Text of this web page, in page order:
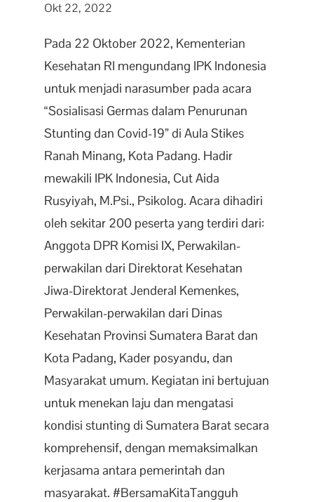
Okt 22, 2022
Pada 22 Oktober 2022, Kementerian
Kesehatan RI mengundang IPK Indonesia
untuk menjadi narasumber pada acara
“Sosialisasi Germas dalam Penurunan
Stunting dan Covid-19” di Aula Stikes
Ranah Minang, Kota Padang. Hadir
mewakili IPK Indonesia, Cut Aida
Rusyiyah, M.Psi., Psikolog. Acara dihadiri
oleh sekitar 200 peserta yang terdiri dari:
Anggota DPR Komisi IX, Perwakilan-
perwakilan dari Direktorat Kesehatan
Jiwa-Direktorat Jenderal Kemenkes,
Perwakilan-perwakilan dari Dinas
Kesehatan Provinsi Sumatera Barat dan
Kota Padang, Kader posyandu, dan
Masyarakat umum. Kegiatan ini bertujuan
untuk menekan laju dan mengatasi
kondisi stunting di Sumatera Barat secara
komprehensif, dengan memaksimalkan
kerjasama antara pemerintah dan
masyarakat. #BersamaKitaTangguh